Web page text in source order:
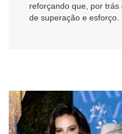
reforçando que, por
de superação e esforço.